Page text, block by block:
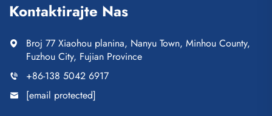
Kontaktirajte Nas
Broj 77 Xiaohou planina, Nanyu Town, Minhou County,
Fuzhou City, Fujian Province
+86-138 5042 6917
[email protected]